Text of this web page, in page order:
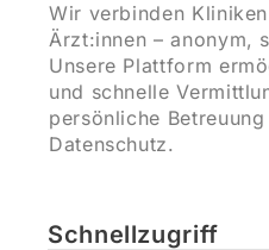
Wir verbinden
Ärzt:innen – anonym,
Unsere Plattform
und schnelle
persönliche
Datenschutz.
Schnellzugriff